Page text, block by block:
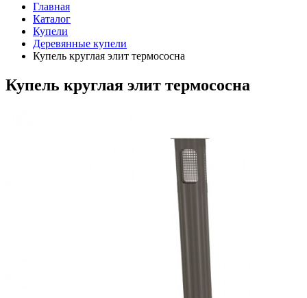
Главная
Каталог
Купели
Деревянные купели
Купель круглая элит термососна
Купель круглая элит термососна